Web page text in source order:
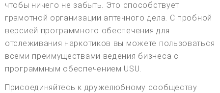
чтобы ничего не забыть. Это способствует
грамотной организации аптечного дела. С пробной
версией программного обеспечения для
отслеживания наркотиков вы можете пользоваться
всеми преимуществами ведения бизнеса с
программным обеспечением USU.
Присоединяйтесь к дружелюбному сообществу